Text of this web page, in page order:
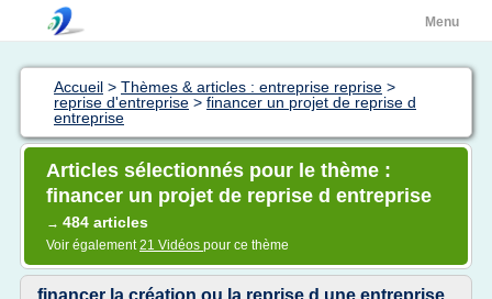
Menu
Accueil > Thèmes & articles : entreprise reprise >
reprise d'entreprise > financer un projet de reprise d
entreprise
Articles sélectionnés pour le thème :
financer un projet de reprise d entreprise
→ 484 articles
Voir également21 Vidéos pour ce thème
financer la création ou la reprise d une entreprise